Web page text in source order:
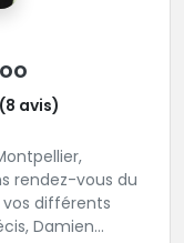
avis)
rendez-vous du
différents
Damien